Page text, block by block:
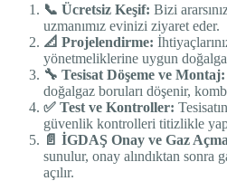
📞 Ücretsiz Keşif: Bizi
uzmanımız evinizi ziyaret eder.
📐 Projelendirme:
yönetmeliklerine uygun
🔧 Tesisat Döşeme ve Montaj:
doğalgaz boruları döşenir,
✅ Test ve Kontroller:
güvenlik kontrolleri titizlikle
📄 İGDAŞ Onay ve Gaz
sunulur, onay alındıktan sonra
açılır.